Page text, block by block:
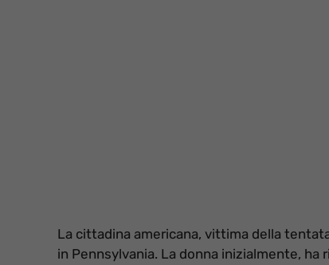
La cittadina americana, vittima della
in Pennsylvania. La donna inizialmente,